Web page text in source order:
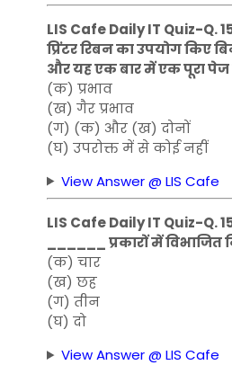
LIS Cafe Daily IT Quiz-Q.
प्रिंटर रिबन का उपयोग किए
और यह एक बार में एक पूरा पेज
(क) प्रभाव
(ख) गैर प्रभाव
(ग) (क) और (ख) दोनों
(घ) उपरोक्त में से कोई नहीं
View Answer @ LIS Cafe
LIS Cafe Daily IT Quiz-Q.
______ प्रकारों में विभाजित
(क) चार
(ख) छह
(ग) तीन
(घ) दो
View Answer @ LIS Cafe